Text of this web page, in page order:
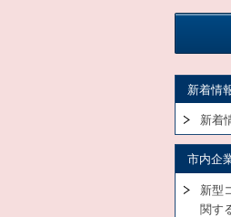
新着情
新着
市内企
新型
関す